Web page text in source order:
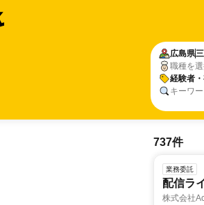
広島県
職種を
経験者
キーワ
737件
業務委託
配信ラ
株式会社